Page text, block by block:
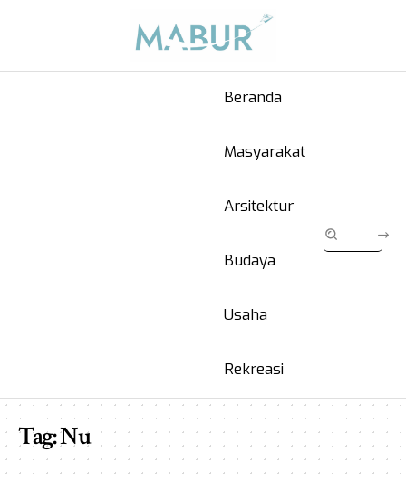
Beranda
Masyarakat
Arsitektur
Budaya
Usaha
Rekreasi
Tag:Nu